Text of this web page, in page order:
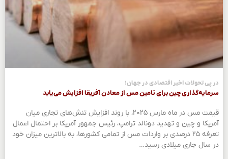
در پی تحولات اخیر اقتصادی در جهان؛
سرمایه‌گذاری چین برای تامین مس از معادن آفریقا افزایش می‌یابد
قیمت مس در ماه مارس ۲۰۲۵، با روند افزایش تنش‌های تجاری میان
آمریکا و چین و تهدید دونالد ترامپ، رئیس‌ جمهور آمریکا بر احتمال اعمال
تعرفه ۲۵ درصدی بر واردات مس از تمامی کشورها، به بالاترین میزان خود
در سال جاری میلادی رسید…